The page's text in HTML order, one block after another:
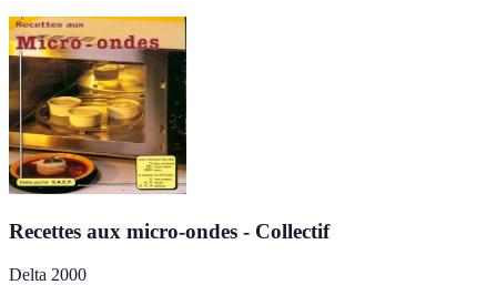
Recettes aux micro-ondes - Collectif
Delta 2000